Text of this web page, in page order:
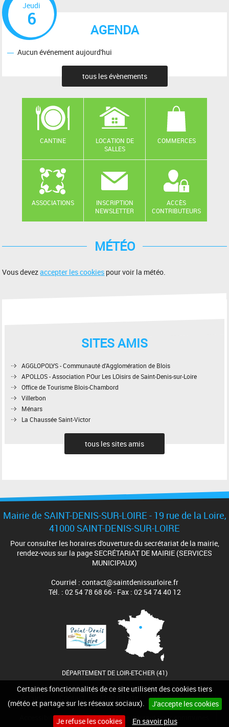
Certaines fonctionnalités de ce site utilisent des cookies tiers
(météo et partage sur les réseaux sociaux).
J'accepte les cookies
Je refuse les cookies
En savoir plus
AGENDA
Jeudi
6
Aucun événement aujourd'hui
tous les évènements
CANTINE
LOCATION DE
SALLES
COMMERCES
ASSOCIATIONS
INSCRIPTION
NEWSLETTER
ACCÈS
CONTRIBUTEURS
MÉTÉO
Vous devezaccepter les cookies pour voir la météo.
SITES AMIS
AGGLOPOLYS - Communauté d'Agglomération de Blois
APOLLOS - Association POur Les LOisirs de Saint-Denis-sur-Loire
Office de Tourisme Blois-Chambord
Villerbon
Ménars
La Chaussée Saint-Victor
tous les sites amis
Mairie de SAINT-DENIS-SUR-LOIRE - 19 rue de la Loire,
41000 SAINT-DENIS-SUR-LOIRE
Pour consulter les horaires d'ouverture du secrétariat de la mairie,
rendez-vous sur la page SECRÉTARIAT DE MAIRIE (SERVICES
MUNICIPAUX)
Courriel : contact@saintdenissurloire.fr
Tél. : 02 54 78 68 66 - Fax : 02 54 74 40 12
DÉPARTEMENT DE LOIR-ET-CHER (41)
Mentions légales
Accessibilité Cookies Site internet pour communes